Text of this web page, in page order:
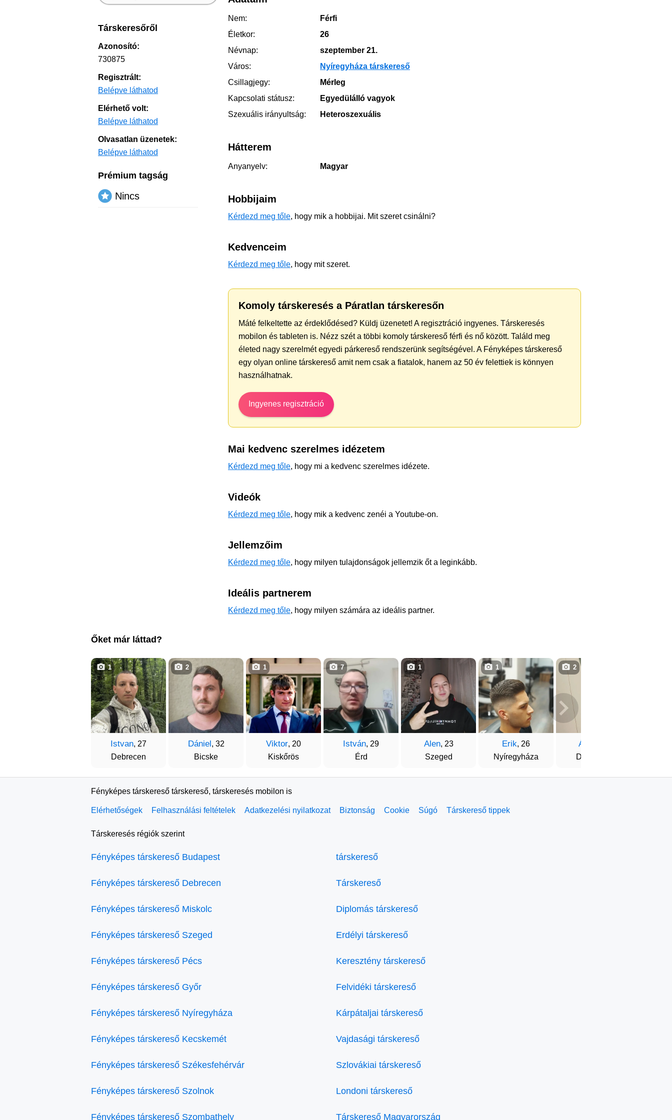
Nem:
Férfi
Életkor:
26
Névnap:
szeptember 21.
Város:
Nyíregyháza társkereső
Csillagjegy:
Mérleg
Kapcsolati státusz:
Egyedülálló vagyok
Szexuális irányultság:
Heteroszexuális
Hátterem
Anyanyelv: Magyar
Hobbijaim
Kérdezd meg tőle, hogy mik a hobbijai. Mit szeret csinálni?
Kedvenceim
Kérdezd meg tőle, hogy mit szeret.
Komoly társkeresés a Páratlan társkeresőn
Máté felkeltette az érdeklődésed? Küldj üzenetet! A regisztráció ingyenes. Társkeresés
mobilon és tableten is. Nézz szét a többi komoly társkereső férfi és nő között. Találd meg
életed nagy szerelmét egyedi párkereső rendszerünk segítségével. A Fényképes társkereső
egy olyan online társkereső amit nem csak a fiatalok, hanem az 50 év felettiek is könnyen
használhatnak.
Ingyenes regisztráció
Mai kedvenc szerelmes idézetem
Kérdezd meg tőle, hogy mi a kedvenc szerelmes idézete.
Videók
Kérdezd meg tőle, hogy mik a kedvenc zenéi a Youtube-on.
Jellemzőim
Kérdezd meg tőle, hogy milyen tulajdonságok jellemzik őt a leginkább.
Ideális partnerem
Kérdezd meg tőle, hogy milyen számára az ideális partner.
Társkeresőről
Azonosító:
730875
Regisztrált:
Belépve láthatod
Elérhető volt:
Belépve láthatod
Olvasatlan üzenetek:
Belépve láthatod
Prémium tagság
Nincs
Őket már láttad?
Istvan, 27
Debrecen
1
Dániel, 32
Bicske
2
Viktor, 20
Kiskőrös
1
István, 29
Érd
7
Alen, 23
Szeged
1
Erik, 26
Nyíregyháza
1
Áron
Debrecen
2
Fényképes társkereső társkereső, társkeresés mobilon is
Elérhetőségek Felhasználási feltételek Adatkezelési nyilatkozat Biztonság Cookie Súgó Társkereső tippek
Társkeresés régiók szerint
Fényképes társkereső Budapest
Fényképes társkereső Debrecen
Fényképes társkereső Miskolc
Fényképes társkereső Szeged
Fényképes társkereső Pécs
Fényképes társkereső Győr
Fényképes társkereső Nyíregyháza
Fényképes társkereső Kecskemét
Fényképes társkereső Székesfehérvár
Fényképes társkereső Szolnok
Fényképes társkereső Szombathely
társkereső
Társkereső
Diplomás társkereső
Erdélyi társkereső
Keresztény társkereső
Felvidéki társkereső
Kárpátaljai társkereső
Vajdasági társkereső
Szlovákiai társkereső
Londoni társkereső
Társkereső Magyarország